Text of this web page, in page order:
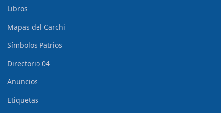
Libros
Mapas del Carchi
Símbolos Patrios
Directorio 04
Anuncios
Etiquetas